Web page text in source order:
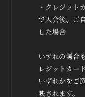
・クレジット
で入会後、ご
した場合
いずれの場合
レジットカー
いずれかをご
映されます。